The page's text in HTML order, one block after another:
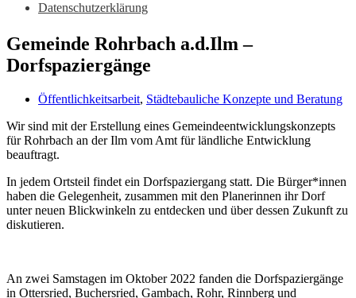
Datenschutzerklärung
Gemeinde Rohrbach a.d.Ilm –
Dorfspaziergänge
Öffentlichkeitsarbeit, Städtebauliche Konzepte und Beratung
Wir sind mit der Erstellung eines Gemeindeentwicklungskonzepts
für Rohrbach an der Ilm vom Amt für ländliche Entwicklung
beauftragt.
In jedem Ortsteil findet ein Dorfspaziergang statt. Die Bürger*innen
haben die Gelegenheit, zusammen mit den Planerinnen ihr Dorf
unter neuen Blickwinkeln zu entdecken und über dessen Zukunft zu
diskutieren.
An zwei Samstagen im Oktober 2022 fanden die Dorfspaziergänge
in Ottersried, Buchersried, Gambach, Rohr, Rinnberg und